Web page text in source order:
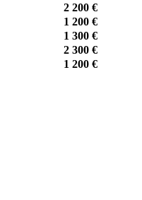
2 200 €
1 200 €
1 300 €
2 300 €
1 200 €